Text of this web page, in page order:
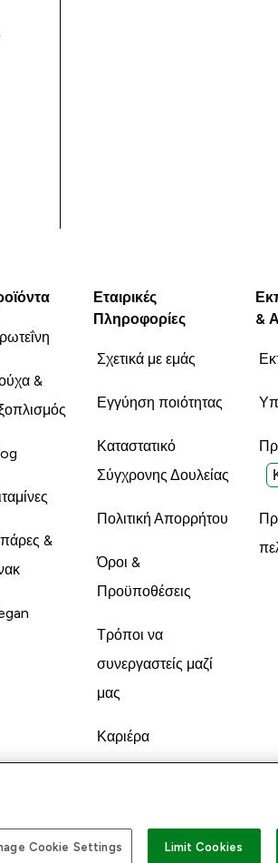
&
&
Εταιρικές
Πληροφορίες
Σχετικά με εμάς
Εγγύηση ποιότητας
Καταστατικό
Σύγχρονης Δουλείας
Πολιτική Απορρήτου
Όροι &
Προϋποθέσεις
Τρόποι να
συνεργαστείς μαζί
μας
Καριέρα
&
withCookie Settings Limit Cookies